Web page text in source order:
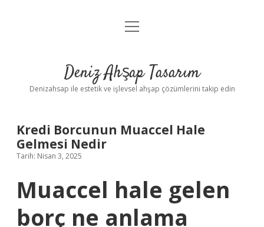
Anasayfa
Yasal Uyarı
menüyü
Deniz Ahşap Tasarım
Denizahsap ile estetik ve işlevsel ahşap çözümlerini takip edin
Kredi Borcunun Muaccel Hale
Gelmesi Nedir
Tarih: Nisan 3, 2025
Muaccel hale gelen
borç ne anlama